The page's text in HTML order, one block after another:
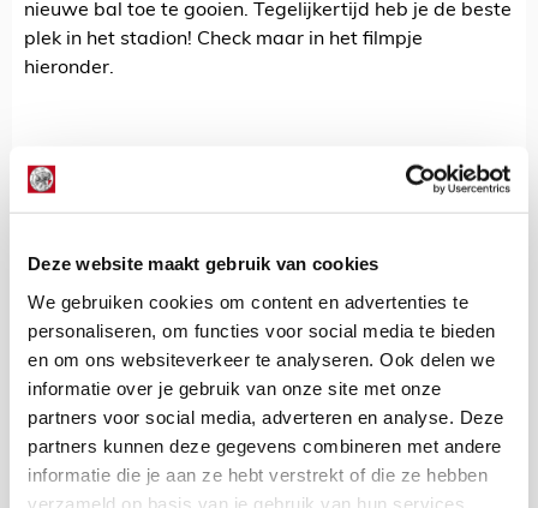
Deze website maakt gebruik van cookies
We gebruiken cookies om content en advertenties te
personaliseren, om functies voor social media te bieden
en om ons websiteverkeer te analyseren. Ook delen we
informatie over je gebruik van onze site met onze
partners voor social media, adverteren en analyse. Deze
partners kunnen deze gegevens combineren met andere
informatie die je aan ze hebt verstrekt of die ze hebben
verzameld op basis van je gebruik van hun services.
nieuwe bal toe te gooien. Tegelijkertijd heb je de beste
plek in het stadion! Check maar in het filmpje
hieronder.
Inhoud wordt niet weergegeven wegens
cookie-instellingen.
Accepteer cookies
om de content te bekijken.
Wil je liever vaandeldrager zijn? Dat kan natuurlijk
ook! Deze zijn immers net zo belangrijk bij een